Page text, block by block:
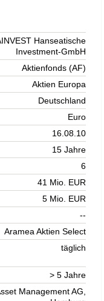
Hanseatische
Investment-GmbH
Aktienfonds (AF)
Aktien Europa
Deutschland
Euro
16.08.10
15 Jahre
6
41 Mio. EUR
5 Mio. EUR
--
Aramea Aktien Select
täglich
> 5 Jahre
Management AG,